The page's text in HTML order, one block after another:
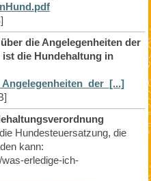
die Angelegenheiten der
die Hundehaltung in
Hundesteuersatzung, die
kann:
erledige-ich-